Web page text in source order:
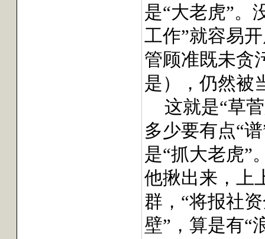
是“大老虎”。
工作”就容易
管顾准既未贪
是），仍然被
这就是“草
多少要有点“
是“抓大老虎”
他揪出来，上
群，“将报社
壁”，算是有“